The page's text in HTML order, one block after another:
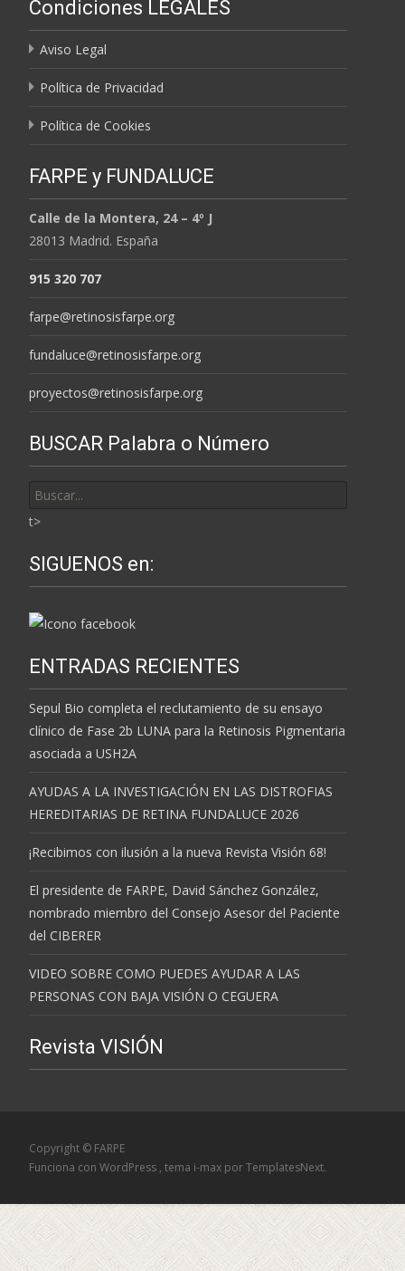
MESES
Condiciones LEGALES
Aviso Legal
Política de Privacidad
Política de Cookies
FARPE y FUNDALUCE
Calle de la Montera, 24 – 4º J
28013 Madrid. España
915 320 707
farpe@retinosisfarpe.org
fundaluce@retinosisfarpe.org
proyectos@retinosisfarpe.org
BUSCAR Palabra o Número
por:
t>
SIGUENOS en:
ENTRADAS RECIENTES
Sepul Bio completa el reclutamiento de su ensayo
clínico de Fase 2b LUNA para la Retinosis Pigmentaria
asociada a USH2A
AYUDAS A LA INVESTIGACIÓN EN LAS DISTROFIAS
HEREDITARIAS DE RETINA FUNDALUCE 2026
¡Recibimos con ilusión a la nueva Revista Visión 68!
El presidente de FARPE, David Sánchez González,
nombrado miembro del Consejo Asesor del Paciente
del CIBERER
VIDEO SOBRE COMO PUEDES AYUDAR A LAS
PERSONAS CON BAJA VISIÓN O CEGUERA
Revista VISIÓN
Copyright © FARPE
Funciona con WordPress , tema i-max por TemplatesNext.